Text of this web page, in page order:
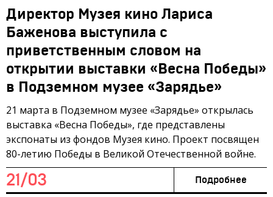
Директор Музея кино Лариса
Баженова выступила с
приветственным словом на
открытии выставки «Весна Победы»
в Подземном музее «Зарядье»
21 марта в Подземном музее «Зарядье» открылась
выставка «Весна Победы», где представлены
экспонаты из фондов Музея кино. Проект посвящен
80-летию Победы в Великой Отечественной войне.
21/03 Подробнее